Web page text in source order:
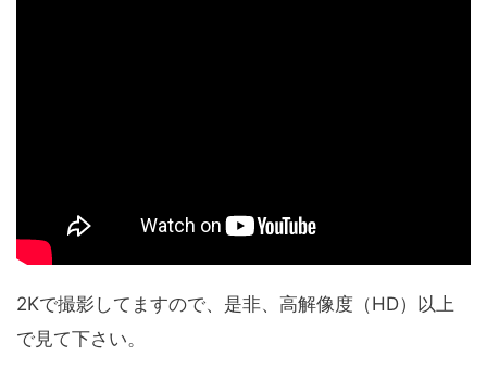
2Kで撮影してますので、是非、高解像度（HD）以上
で見て下さい。